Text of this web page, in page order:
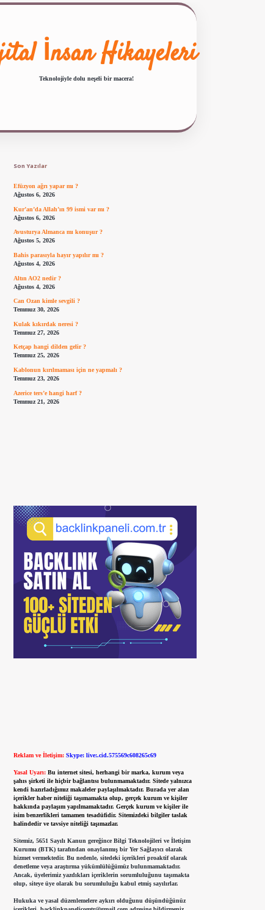
İnsan Hikayeleri
Teknolojiyle dolu neşeli bir macera!
Son Yazılar
Efüzyon ağrı yapar mı ?
Ağustos 6, 2026
Kur’an’da Allah’ın 99 ismi var mı ?
Ağustos 6, 2026
Avusturya Almanca mı konuşur ?
Ağustos 5, 2026
Bahis parasıyla hayır yapılır mı ?
Ağustos 4, 2026
Altın AO2 nedir ?
Ağustos 4, 2026
Can Ozan kimle sevgili ?
Temmuz 30, 2026
Kulak kıkırdak neresi ?
Temmuz 27, 2026
Ketçap hangi dilden gelir ?
Temmuz 25, 2026
Kablonun kırılmaması için ne yapmalı ?
Temmuz 23, 2026
Azerice ters’e hangi harf ?
Temmuz 21, 2026
Reklam ve İletişim: Skype: live:.cid.575569c608265c69
Yasal Uyarı: Bu internet sitesi, herhangi bir marka, kurum veya
şahıs şirketi ile hiçbir bağlantısı bulunmamaktadır. Sitede yalnızca
kendi hazırladığımız makaleler paylaşılmaktadır. Burada yer alan
içerikler haber niteliği taşımamakta olup, gerçek kurum ve kişiler
hakkında paylaşım yapılmamaktadır. Gerçek kurum ve kişiler ile
isim benzerlikleri tamamen tesadüfidir. Sitemizdeki bilgiler taslak
halindedir ve tavsiye niteliği taşımazlar.
Sitemiz, 5651 Sayılı Kanun gereğince Bilgi Teknolojileri ve İletişim
Kurumu (BTK) tarafından onaylanmış bir Yer Sağlayıcı olarak
hizmet vermektedir. Bu nedenle, sitedeki içerikleri proaktif olarak
denetleme veya araştırma yükümlülüğümüz bulunmamaktadır.
Ancak, üyelerimiz yazdıkları içeriklerin sorumluluğunu taşımakta
olup, siteye üye olarak bu sorumluluğu kabul etmiş sayılırlar.
Hukuka ve yasal düzenlemelere aykırı olduğunu düşündüğünüz